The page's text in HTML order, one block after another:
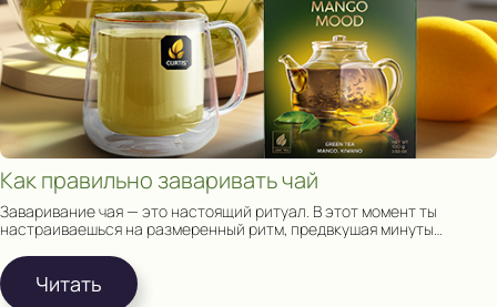
Как правильно заваривать чай
Заваривание чая — это настоящий ритуал. В этот момент ты
настраиваешься на размеренный ритм, предвкушая минуты
Читать